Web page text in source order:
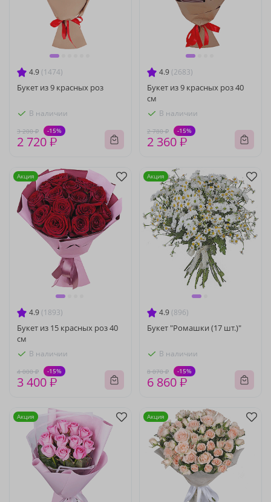
4.9 (1474)
Букет из 9 красных роз
В наличии
3 200 ₽ -15%
2 720 ₽
4.9 (2683)
Букет из 9 красных роз 40
см
В наличии
2 780 ₽ -15%
2 360 ₽
4.9 (1893)
Букет из 15 красных роз 40
см
В наличии
4 000 ₽ -15%
3 400 ₽
Акция
4.9 (896)
Букет "Ромашки (17 шт.)"
В наличии
8 070 ₽ -15%
6 860 ₽
Акция
Акция Акция